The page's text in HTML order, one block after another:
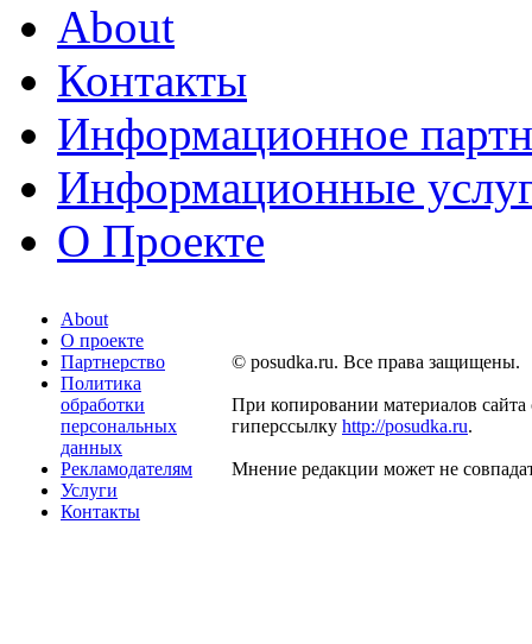
About
Контакты
Информационное
Информационные
О Проекте
About
О проекте
Партнерство
Политика
обработки
персональных
данных
Рекламодателям
Услуги
Контакты
© posudka.ru. Все права защищены.
При копировании материалов сайта
гиперссылку http://posudka.ru.
Мнение редакции может не